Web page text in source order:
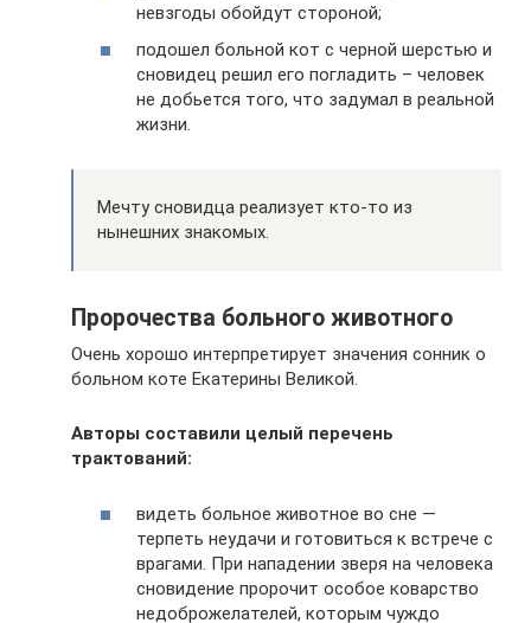
невзгоды обойдут стороной;
подошел больной кот с черной шерстью и
сновидец решил его погладить – человек
не добьется того, что задумал в реальной
жизни.
Мечту сновидца реализует кто-то из
нынешних знакомых.
Пророчества больного животного
Очень хорошо интерпретирует значения сонник о
больном коте Екатерины Великой.
Авторы составили целый перечень
трактований:
видеть больное животное во сне —
терпеть неудачи и готовиться к встрече с
врагами. При нападении зверя на человека
сновидение пророчит особое коварство
недоброжелателей, которым чуждо